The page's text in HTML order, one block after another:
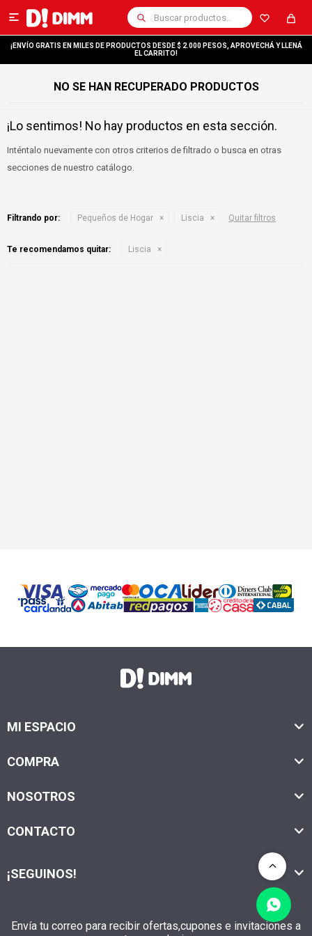

¡ENVÍO GRATIS EN MILES DE PRODUCTOS DESDE $ 2.000 PESOS, APROVECHÁ Y LLENÁ
EL CARRITO!
NO SE HAN RECUPERADO PRODUCTOS
¡Lo sentimos! No hay productos en esta sección.
Inténtalo nuevamente con otros criterios de filtrado o busca en otras
secciones de nuestro catálogo.
Filtrando por: Pequeños de Hogar Liscia Quitar filtros
Te recomendamos quitar: Liscia
MI ESPACIO
COMPRA
NOSOTROS
CONTACTO
Envía tu correo para recibir ofertas,cupones e invitaciones a
¡SEGUINOS!